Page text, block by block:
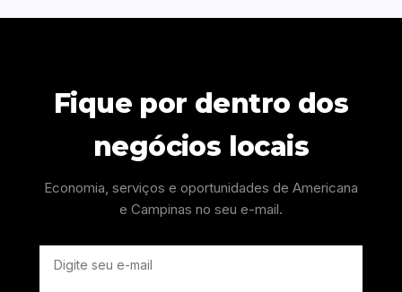
Fique por dentro dos
negócios locais
Economia, serviços e oportunidades de Americana
e Campinas no seu e-mail.